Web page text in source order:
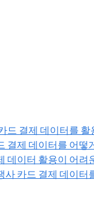
드 결제 데이터를
결제 데이터를 어떻
데이터 활용이 어려
사 카드 결제 데이터